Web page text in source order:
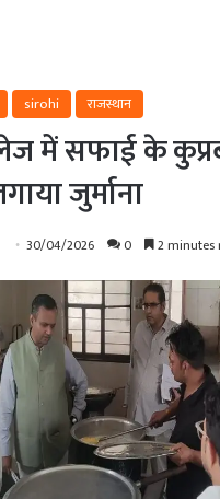
sirohi राजस्थान
में सफाई के
जुर्माना
30/04/2026 0 2 minutes